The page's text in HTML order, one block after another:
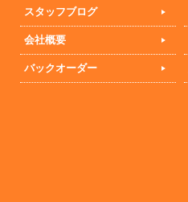
スタッフブログ
会社概要
バックオーダー